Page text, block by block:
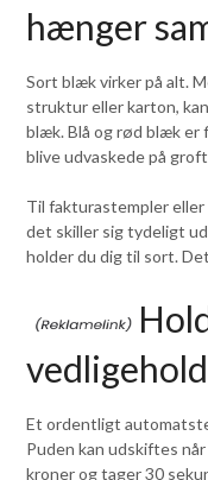
hænger
Sort blæk virker på alt.
struktur eller karton,
blæk. Blå og rød blæk er
blive udvaskede på
Til fakturastempler eller
det skiller sig tydeligt
holder du dig til sort.
Et ordentligt
Puden kan udskiftes
kroner og tager 30